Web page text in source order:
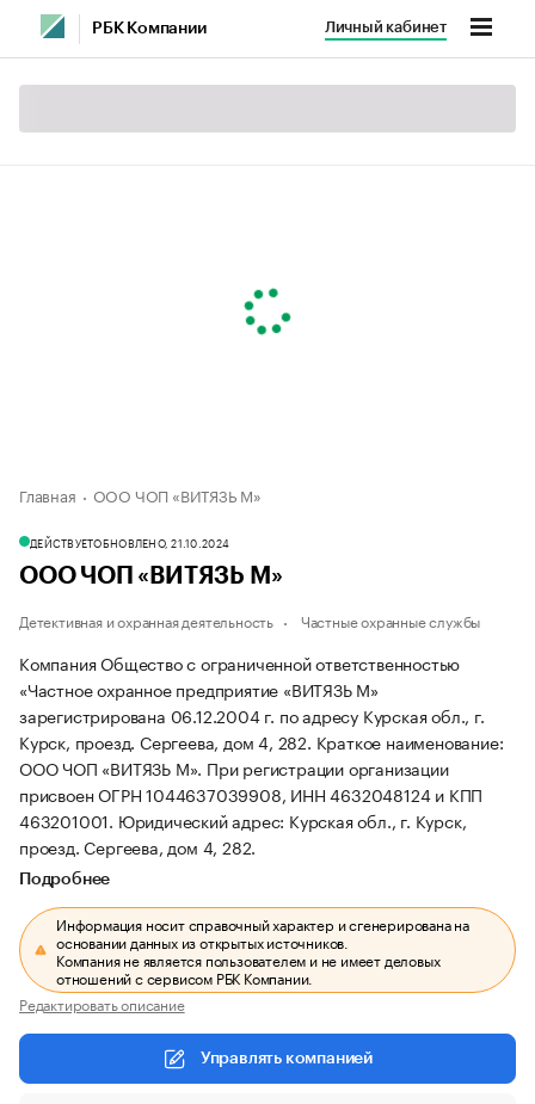
РБК Компании Личный кабинет
Главная ООО ЧОП «ВИТЯЗЬ М»
ДЕЙСТВУЕТОБНОВЛЕНО, 21.10.2024
ООО ЧОП «ВИТЯЗЬ М»
Детективная и охранная деятельность Частные охранные службы
Компания Общество с ограниченной ответственностью
«Частное охранное предприятие «ВИТЯЗЬ М»
зарегистрирована 06.12.2004 г. по адресу Курская обл., г.
Курск, проезд. Сергеева, дом 4, 282. Краткое наименование:
ООО ЧОП «ВИТЯЗЬ М». При регистрации организации
присвоен ОГРН 1044637039908, ИНН 4632048124 и КПП
463201001. Юридический адрес: Курская обл., г. Курск,
проезд. Сергеева, дом 4, 282.
Подробнее
Информация носит справочный характер и сгенерирована на
основании данных из открытых источников.
Компания не является пользователем и не имеет деловых
отношений с сервисом РБК Компании.
Редактировать описание
Управлять компанией